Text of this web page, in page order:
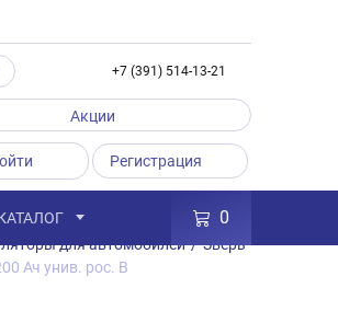
+7 (391) 514-13-21
Акции
Регистрация
0
/ Товары
Аккумуляторы
для автомобилей / Зверь
Ач унив. рос. B